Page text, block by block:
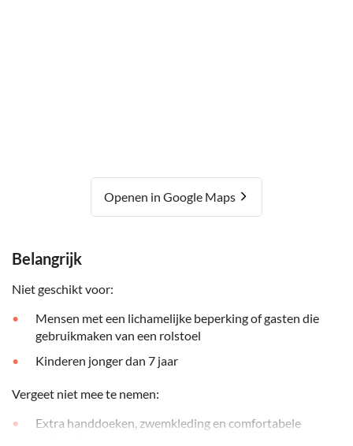
Openen in Google Maps
Belangrijk
Niet geschikt voor:
Mensen met een lichamelijke beperking of gasten die
gebruikmaken van een rolstoel
Kinderen jonger dan 7 jaar
Vergeet niet mee te nemen:
Extra handdoeken, zwemkleding en comfortabele